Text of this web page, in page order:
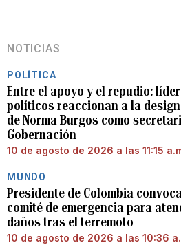
NOTICIAS
POLÍTICA
Entre el apoyo y el repudio:
políticos reaccionan a la
de Norma Burgos como
Gobernación
10 de agosto de 2026 a las 11:15
MUNDO
Presidente de Colombia
comité de emergencia para
daños tras el terremoto
10 de agosto de 2026 a las 10:36